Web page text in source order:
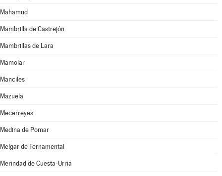
Mahamud
Mambrilla de Castrejón
Mambrillas de Lara
Mamolar
Manciles
Mazuela
Mecerreyes
Medina de Pomar
Melgar de Fernamental
Merindad de Cuesta-Urria